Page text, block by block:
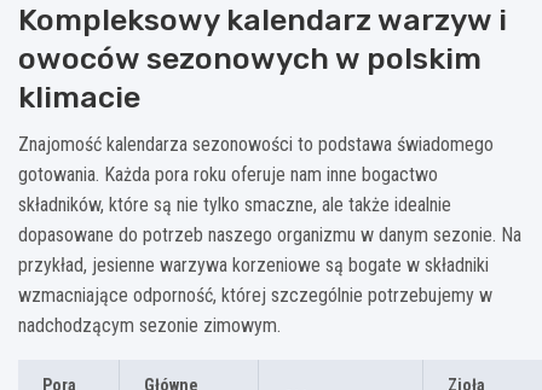
Kompleksowy kalendarz warzyw i
owoców sezonowych w polskim
klimacie
Znajomość kalendarza sezonowości to podstawa świadomego
gotowania. Każda pora roku oferuje nam inne bogactwo
składników, które są nie tylko smaczne, ale także idealnie
dopasowane do potrzeb naszego organizmu w danym sezonie. Na
przykład, jesienne warzywa korzeniowe są bogate w składniki
wzmacniające odporność, której szczególnie potrzebujemy w
nadchodzącym sezonie zimowym.
Pora
Główne
Zioła